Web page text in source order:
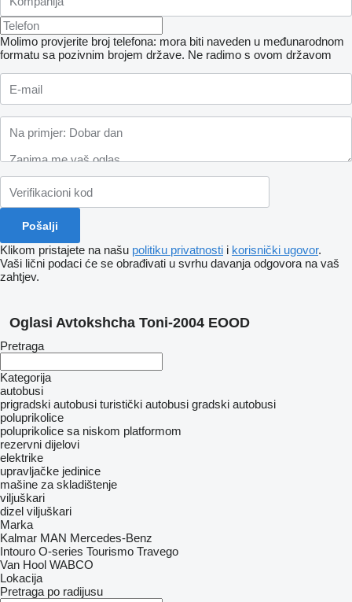
Molimo provjerite broj telefona: mora biti naveden u međunarodnom
formatu sa pozivnim brojem države. Ne radimo s ovom državom
Klikom pristajete na našu politiku privatnosti i korisnički ugovor.
Vaši lični podaci će se obrađivati ​​u svrhu davanja odgovora na vaš
zahtjev.
Oglasi Avtokshcha Toni-2004 EOOD
Pretraga
Kategorija
autobusi
prigradski autobusi turistički autobusi gradski autobusi
poluprikolice
poluprikolice sa niskom platformom
rezervni dijelovi
elektrike
upravljačke jedinice
mašine za skladištenje
viljuškari
dizel viljuškari
Marka
Kalmar MAN Mercedes-Benz
Intouro O-series Tourismo Travego
Van Hool WABCO
Lokacija
Pretraga po radijusu